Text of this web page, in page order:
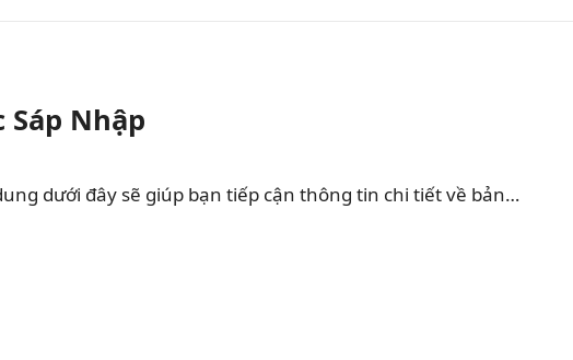
Nhập
dưới đây sẽ giúp bạn tiếp cận thông tin chi tiết về bản…